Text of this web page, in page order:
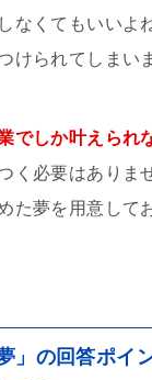
なくてもいいよ
けられてしまい
でしか叶えられ
く必要はありま
た夢を用意して
」の回答ポイ